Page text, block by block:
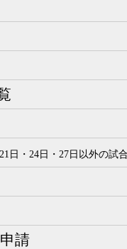
日・24日・27日以外の試
請